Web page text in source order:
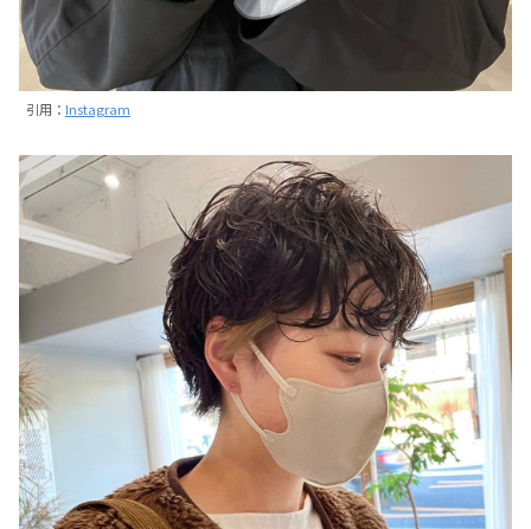
引用： Instagram